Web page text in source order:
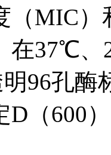
（MIC
在37℃、
96孔酶
D（600